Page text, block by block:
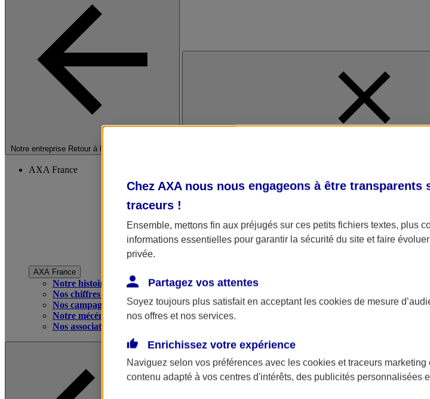
Notre entreprise Retour à la section précédente
AXA France
AXA France
Notre histoire
Nos chiffres clés
Nos campagnes publicitaires
Notre mécénat
Nos associations
Chez AXA nous nous engageons à être
traceurs !
Ensemble, mettons fin aux préjugés sur ces petits fichiers textes, plus
informations essentielles pour garantir la sécurité du site et faire
privée.
Partagez vos attentes
Soyez toujours plus satisfait en acceptant les cookies de mesure
nos offres et nos services.
Enrichissez votre expérience
Naviguez selon vos préférences avec les cookies et traceurs marketing
contenu adapté à vos centres d'intérêts, des publicités personnalisées